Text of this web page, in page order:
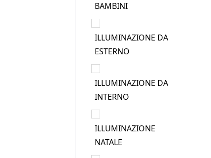
BAMBINI
ILLUMINAZIONE DA
ESTERNO
ILLUMINAZIONE DA
INTERNO
ILLUMINAZIONE
NATALE